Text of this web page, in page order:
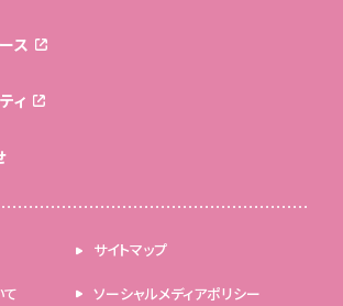
ス
ィ
サイトマップ
て ソーシャルメディアポリシー